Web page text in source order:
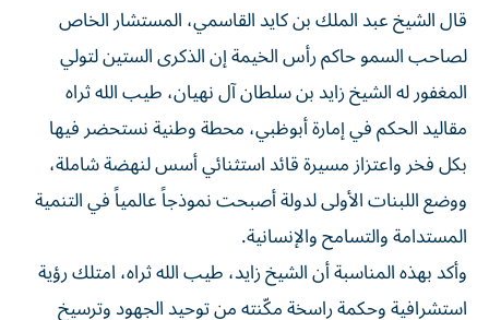
قال الشيخ عبد الملك بن كايد القاسمي، المستشار الخاص
لصاحب السمو حاكم رأس الخيمة إن الذكرى الستين لتولي
المغفور له الشيخ زايد بن سلطان آل نهيان، طيب الله ثراه
مقاليد الحكم في إمارة أبوظبي، محطة وطنية نستحضر فيها
بكل فخر واعتزاز مسيرة قائد استثنائي أسس لنهضة شاملة،
ووضع اللبنات الأولى لدولة أصبحت نموذجاً عالمياً في التنمية
المستدامة والتسامح والإنسانية.
وأكد بهذه المناسبة أن الشيخ زايد، طيب الله ثراه، امتلك رؤية
استشرافية وحكمة راسخة مكّنته من توحيد الجهود وترسيخ